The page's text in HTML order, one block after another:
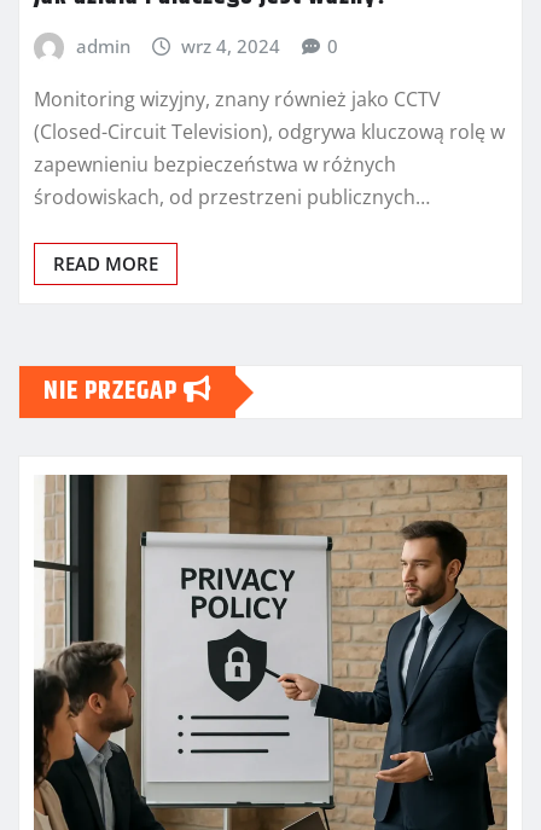
admin wrz 4, 2024 0
Monitoring wizyjny, znany również jako CCTV
(Closed-Circuit Television), odgrywa kluczową rolę w
zapewnieniu bezpieczeństwa w różnych
środowiskach, od przestrzeni publicznych…
READ MORE
NIE PRZEGAP